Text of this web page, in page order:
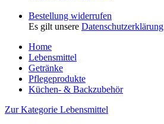
Bestellung widerrufen
Es gilt unsere Datenschutzerklärung
Home
Lebensmittel
Getränke
Pflegeprodukte
Küchen- & Backzubehör
Zur Kategorie Lebensmittel